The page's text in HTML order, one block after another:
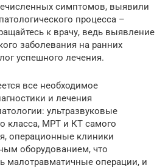
симптомов, выявили
процесса –
к врачу, ведь выявление
заболевания на ранних
успешного лечения.
все необходимое
и лечения
ультразвуковые
класса, МРТ и КТ самого
операционные клиники
оборудованием, что
малотравматичные операции, и